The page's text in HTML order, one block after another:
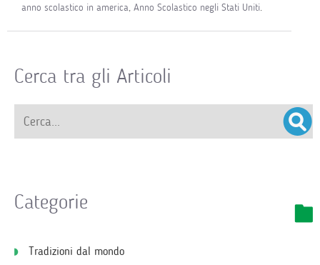
anno scolastico in america, Anno Scolastico negli Stati Uniti.
Cerca tra gli Articoli
Categorie
Tradizioni dal mondo